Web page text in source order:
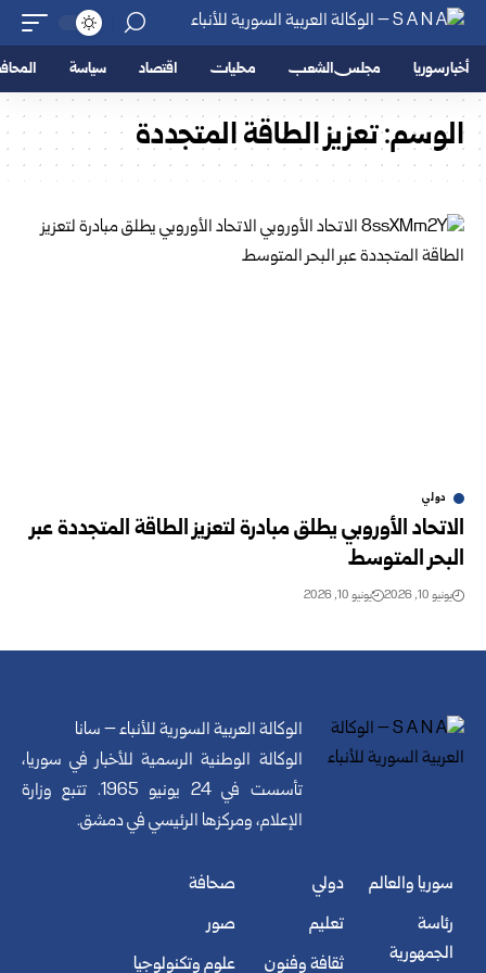
أخبار سوريا مجلس الشعب محليات اقتصاد سياسة
الوسم:تعزيز الطاقة المتجددة
دولي
الاتحاد الأوروبي يطلق مبادرة لتعزيز الطاقة المتجددة عبر
البحر المتوسط
يونيو 10, 2026 يونيو 10, 2026
الوكالة العربية السورية للأنباء – سانا
الوكالة الوطنية الرسمية للأخبار في سوريا،
تأسست في 24 يونيو 1965. تتبع وزارة
الإعلام، ومركزها الرئيسي في دمشق.
سوريا والعالم
رئاسة
الجمهورية
دولي
تعليم
ثقافة وفنون
صحافة
صور
علوم وتكنولوجيا